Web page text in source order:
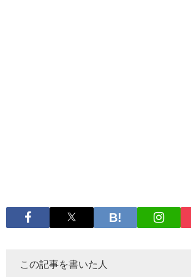
この記事を書いた人